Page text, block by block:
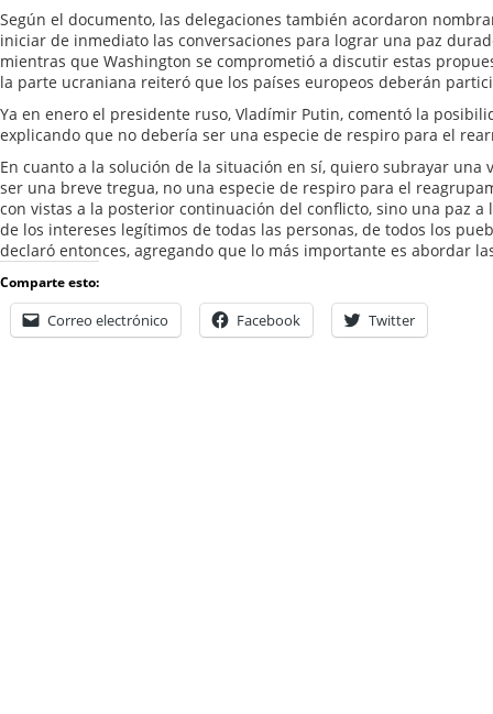
Según el documento, las delegaciones también acordaron
iniciar de inmediato las conversaciones para lograr una paz
mientras que Washington se comprometió a discutir estas
la parte ucraniana reiteró que los países europeos deberán
Ya en enero el presidente ruso, Vladímir Putin, comentó la
explicando que no debería ser una especie de respiro para el
En cuanto a la solución de la situación en sí, quiero subrayar una
ser una breve tregua, no una especie de respiro para el
con vistas a la posterior continuación del conflicto, sino una paz a
de los intereses legítimos de todas las personas, de todos los
declaró entonces, agregando que lo más importante es abordar
Comparte esto:
Correo electrónico Facebook Twitter